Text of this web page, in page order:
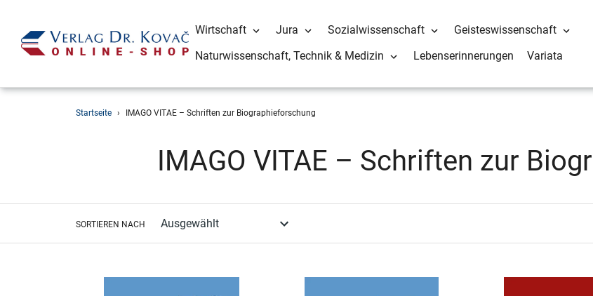
Wirtschaft Jura Sozialwissenschaft
Geisteswissenschaft
Naturwissenschaft, Technik & Medizin
Lebenserinnerungen Variata
Startseite › IMAGO VITAE – Schriften zur Biographieforschung
S
m
IMAGO VITAE – Schriften zur
SORTIEREN NACH